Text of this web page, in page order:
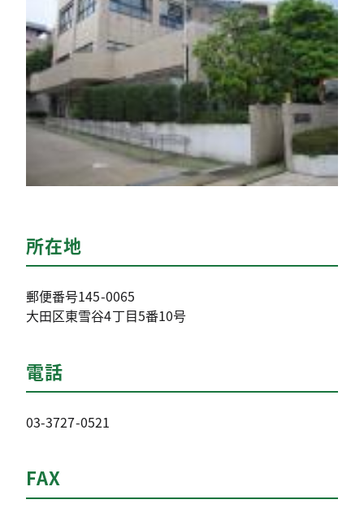
所在地
郵便番号145-0065
大田区東雪谷4丁目5番10号
電話
03-3727-0521
FAX